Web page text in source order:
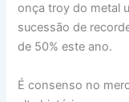
onça troy do metal
sucessão de
de 50% este ano.
É consenso no